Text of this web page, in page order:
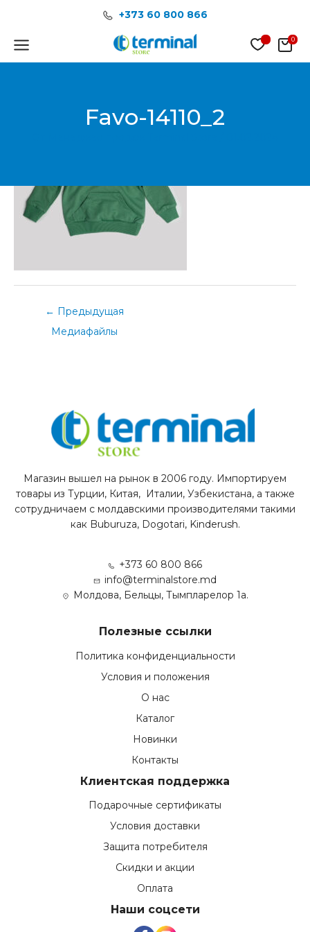
содержимому
+373 60 800 866
Main
Menu
Favo-14110_2
← Предыдущая
Медиафайлы
Магазин вышел на рынок в 2006 году. Импортируем
товары из Турции, Китая, Италии, Узбекистана, а также
сотрудничаем с молдавскими производителями такими
как Buburuza, Dogotari, Kinderush.
+373 60 800 866
info@terminalstore.md
Молдова, Бельцы, Тымпларелор 1а.
Полезные ссылки
Политика конфиденциальности
Условия и положения
О нас
Каталог
Новинки
Контакты
Клиентская поддержка
Подарочные сертификаты
Условия доставки
Защита потребителя
Скидки и акции
Оплата
Наши соцсети